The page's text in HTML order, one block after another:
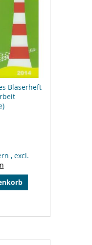
Bläserheft
, excl.